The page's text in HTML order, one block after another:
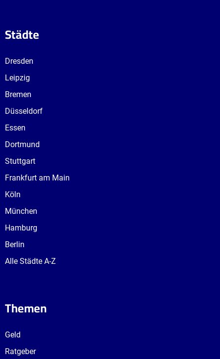
Städte
Dresden
Leipzig
Bremen
Düsseldorf
Essen
Dortmund
Stuttgart
Frankfurt am Main
Köln
München
Hamburg
Berlin
Alle Städte A-Z
Themen
Geld
Ratgeber